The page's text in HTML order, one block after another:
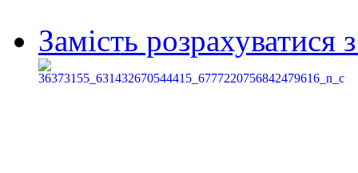
Замість